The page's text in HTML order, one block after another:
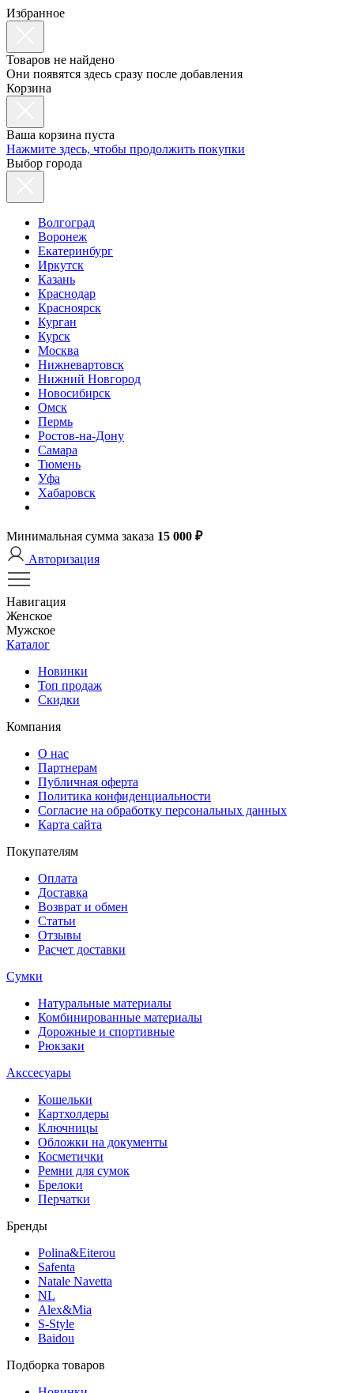
Избранное
Товаров не найдено
Они появятся здесь сразу после добавления
Корзина
Ваша корзина пуста
Нажмите здесь, чтобы продолжить покупки
Выбор города
Волгоград
Воронеж
Екатеринбург
Иркутск
Казань
Краснодар
Красноярск
Курган
Курск
Москва
Нижневартовск
Нижний Новгород
Новосибирск
Омск
Пермь
Ростов-на-Дону
Самара
Тюмень
Уфа
Хабаровск
Минимальная сумма заказа 15 000 ₽
Авторизация
Навигация
Женское
Мужское
Каталог
Новинки
Топ продаж
Скидки
Компания
О нас
Партнерам
Публичная оферта
Политика конфиденциальности
Согласие на обработку персональных данных
Карта сайта
Покупателям
Оплата
Доставка
Возврат и обмен
Статьи
Отзывы
Расчет доставки
Сумки
Натуральные материалы
Комбинированные материалы
Дорожные и спортивные
Рюкзаки
Акссесуары
Кошельки
Картхолдеры
Ключницы
Обложки на документы
Косметички
Ремни для сумок
Брелоки
Перчатки
Бренды
Polina&Eiterou
Safenta
Natale Navetta
NL
Alex&Mia
S-Style
Baidou
Подборка товаров